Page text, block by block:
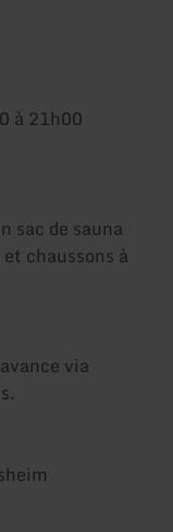
à 21h00
sac de sauna
chaussons à
via